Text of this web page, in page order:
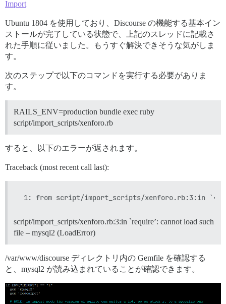
Import
Ubuntu 1804 を使用しており、Discourse の機能する基本イン
ストールが完了している状態で、上記のスレッドに記載さ
れた手順に従いました。もうすぐ解決できそうな気がしま
す。
次のステップで以下のコマンドを実行する必要がありま
す。
RAILS_ENV=production bundle exec ruby
script/import_scripts/xenforo.rb
すると、以下のエラーが返されます。
Traceback (most recent call last):
script/import_scripts/xenforo.rb:3:in `require’: cannot load such
file – mysql2 (LoadError)
/var/www/discourse ディレクトリ内の Gemfile を確認する
と、mysql2 が読み込まれていることが確認できます。